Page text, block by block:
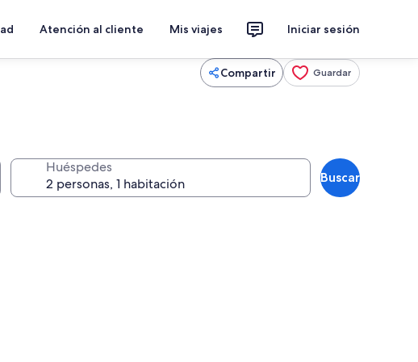
Atención al cliente Mis viajes Iniciar sesión
Compartir Guardar
Huéspedes
Buscar